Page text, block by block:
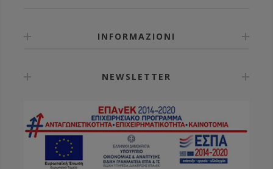
INFORMAZIONI
NEWSLETTER